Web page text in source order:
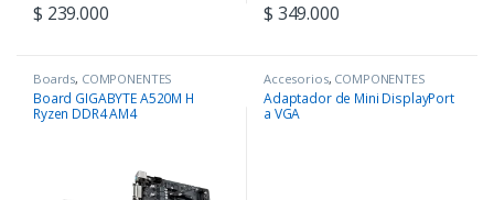
$ 239.000 $ 349.000
Boards, COMPONENTES
Board GIGABYTE A520M H
Ryzen DDR4 AM4
Accesorios, COMPONENTES
Adaptador de Mini DisplayPort
a VGA